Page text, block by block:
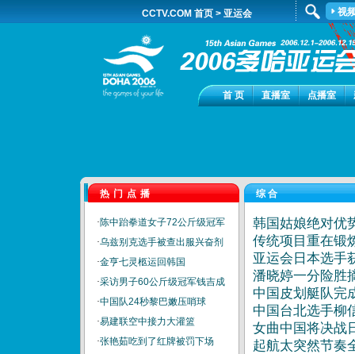
CCTV.COM 首页 > 亚运会 视
首 页 直播室 点播室
热门点播
·陈中跆拳道女子72公斤级冠军
·乌兹别克选手被查出服兴奋剂
·金亨七灵柩运回韩国
·采访男子60公斤级冠军钱吉成
·中国队24秒黎巴嫩压哨球
·易建联空中接力大灌篮
·张艳茹吃到了红牌被罚下场
综合
韩国姑娘绝对优
23:28
传统项目重在锻
亚运会日本选手
潘晓婷一分险胜
中国皮划艇队完
中国台北选手柳
女曲中国将决战
起航太突然节奏